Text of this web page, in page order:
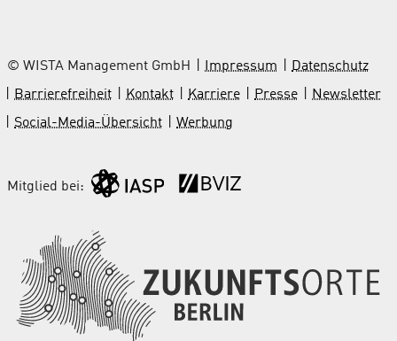
© WISTA Management GmbH Impressum
Datenschutz
Barrierefreiheit
Kontakt Karriere Presse
Newsletter
Social-Media-Übersicht
Werbung
Mitglied bei: